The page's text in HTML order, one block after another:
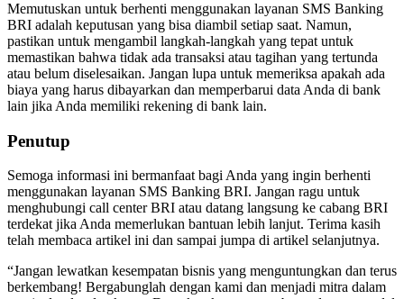
Memutuskan untuk berhenti menggunakan layanan SMS Banking
BRI adalah keputusan yang bisa diambil setiap saat. Namun,
pastikan untuk mengambil langkah-langkah yang tepat untuk
memastikan bahwa tidak ada transaksi atau tagihan yang tertunda
atau belum diselesaikan. Jangan lupa untuk memeriksa apakah ada
biaya yang harus dibayarkan dan memperbarui data Anda di bank
lain jika Anda memiliki rekening di bank lain.
Penutup
Semoga informasi ini bermanfaat bagi Anda yang ingin berhenti
menggunakan layanan SMS Banking BRI. Jangan ragu untuk
menghubungi call center BRI atau datang langsung ke cabang BRI
terdekat jika Anda memerlukan bantuan lebih lanjut. Terima kasih
telah membaca artikel ini dan sampai jumpa di artikel selanjutnya.
“Jangan lewatkan kesempatan bisnis yang menguntungkan dan terus
berkembang! Bergabunglah dengan kami dan menjadi mitra dalam